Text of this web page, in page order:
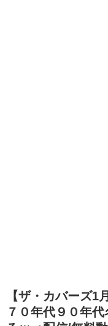
【ザ・カバーズ
７０年代９０年